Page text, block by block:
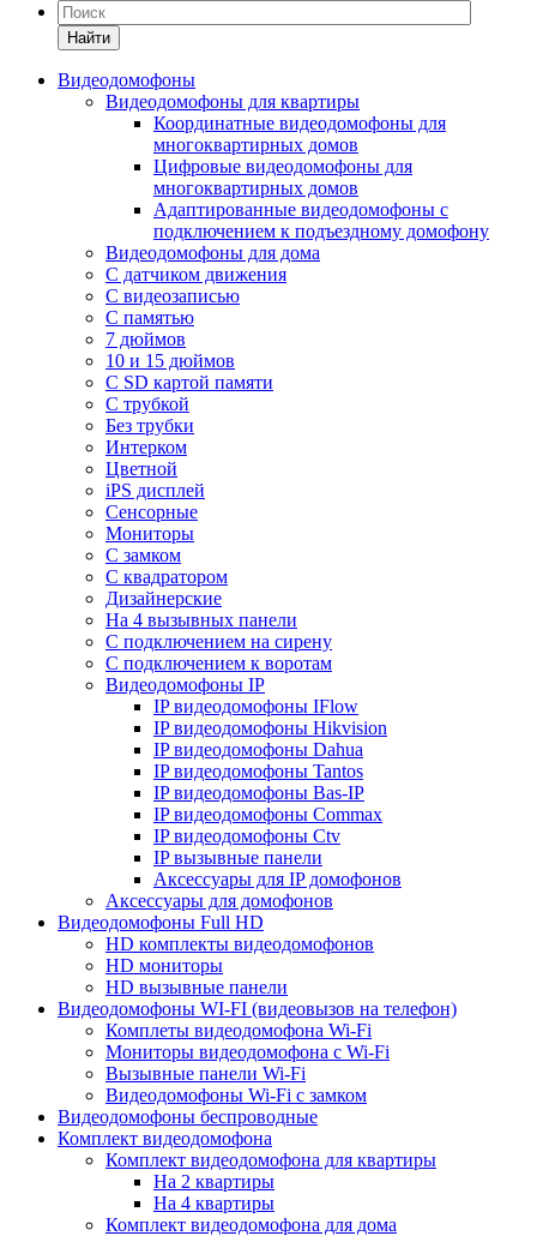
Найти
Видеодомофоны
Видеодомофоны для квартиры
Координатные видеодомофоны для
многоквартирных домов
Цифровые видеодомофоны для
многоквартирных домов
Адаптированные видеодомофоны с
подключением к подъездному домофону
Видеодомофоны для дома
С датчиком движения
С видеозаписью
C памятью
7 дюймов
10 и 15 дюймов
С SD картой памяти
С трубкой
Без трубки
Интерком
Цветной
iPS дисплей
Сенсорные
Мониторы
С замком
C квадратором
Дизайнерские
На 4 вызывных панели
С подключением на сирену
С подключением к воротам
Видеодомофоны IP
IP видеодомофоны IFlow
IP видеодомофоны Hikvision
IP видеодомофоны Dahua
IP видеодомофоны Tantos
IP видеодомофоны Bas-IP
IP видеодомофоны Commax
IP видеодомофоны Ctv
IP вызывные панели
Аксессуары для IP домофонов
Аксессуары для домофонов
Видеодомофоны Full HD
HD комплекты видеодомофонов
HD мониторы
HD вызывные панели
Видеодомофоны WI-FI (видеовызов на телефон)
Комплеты видеодомофона Wi-Fi
Мониторы видеодомофона с Wi-Fi
Вызывные панели Wi-Fi
Видеодомофоны Wi-Fi с замком
Видеодомофоны беспроводные
Комплект видеодомофона
Комплект видеодомофона для квартиры
На 2 квартиры
На 4 квартиры
Комплект видеодомофона для дома